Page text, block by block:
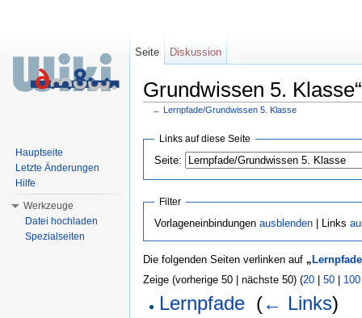
Grundwissen 5.
← Lernpfade/Grundwissen 5. Klasse
Links auf diese Seite
Seite:
Filter
Vorlageneinbindungen ausblenden| Links
Die folgenden Seiten verlinken auf „
Zeige (vorherige 50 | nächste 50) (20 50 100
Lernpfade (← Links)
Seite Diskussion
Hauptseite
Letzte Änderungen
Hilfe
Werkzeuge
Datei hochladen
Spezialseiten